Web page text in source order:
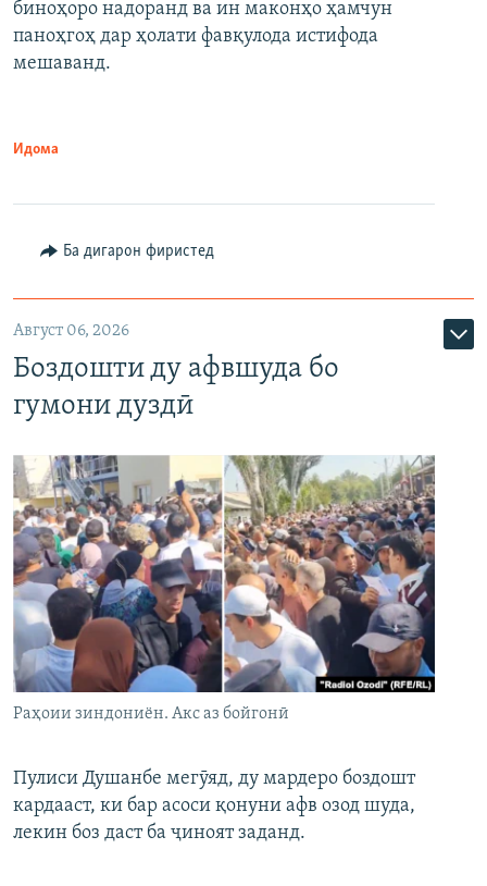
биноҳоро надоранд ва ин маконҳо ҳамчун
паноҳгоҳ дар ҳолати фавқулода истифода
мешаванд.
Идома
Ба дигарон фиристед
Август 06, 2026
Боздошти ду афвшуда бо
гумони дуздӣ
Раҳоии зиндониён. Акс аз бойгонӣ
Пулиси Душанбе мегӯяд, ду мардеро боздошт
кардааст, ки бар асоси қонуни афв озод шуда,
лекин боз даст ба ҷиноят заданд.